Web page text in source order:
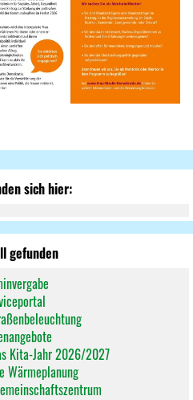
sich hier:
gefunden
Kita-Jahr 2026/2027
Wärmeplanung